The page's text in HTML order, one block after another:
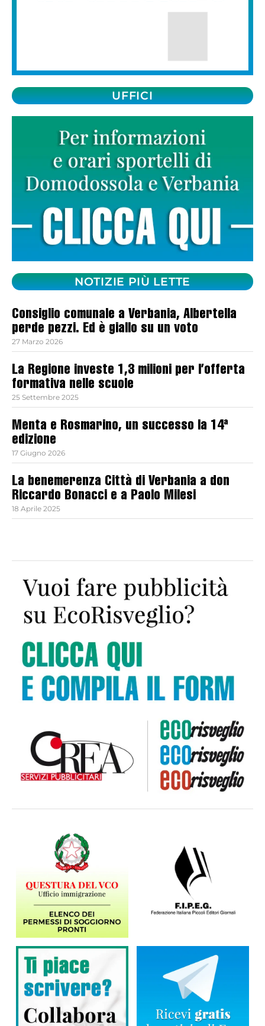
UFFICI
NOTIZIE PIÙ LETTE
Consiglio comunale a Verbania, Albertella
perde pezzi. Ed è giallo su un voto
27 Marzo 2026
La Regione investe 1,3 milioni per l’offerta
formativa nelle scuole
25 Settembre 2025
Menta e Rosmarino, un successo la 14ª
edizione
17 Giugno 2026
La benemerenza Città di Verbania a don
Riccardo Bonacci e a Paolo Milesi
18 Aprile 2025